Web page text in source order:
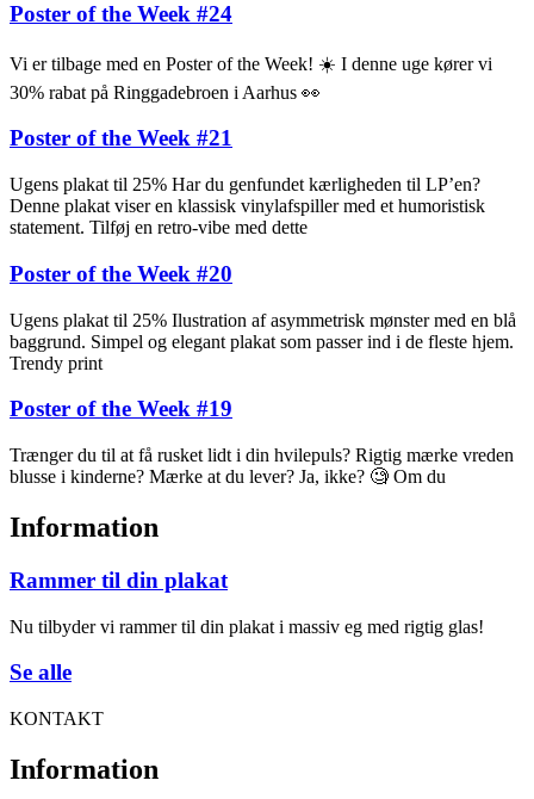
Poster of the Week #24
Vi er tilbage med en Poster of the Week! ☀️ I denne uge kører vi
30% rabat på Ringgadebroen i Aarhus 👀
Poster of the Week #21
Ugens plakat til 25% Har du genfundet kærligheden til LP’en?
Denne plakat viser en klassisk vinylafspiller med et humoristisk
statement. Tilføj en retro-vibe med dette
Poster of the Week #20
Ugens plakat til 25% Ilustration af asymmetrisk mønster med en blå
baggrund. Simpel og elegant plakat som passer ind i de fleste hjem.
Trendy print
Poster of the Week #19
Trænger du til at få rusket lidt i din hvilepuls? Rigtig mærke vreden
blusse i kinderne? Mærke at du lever? Ja, ikke? 🧐 Om du
Information
Rammer til din plakat
Nu tilbyder vi rammer til din plakat i massiv eg med rigtig glas!
Se alle
KONTAKT
Information